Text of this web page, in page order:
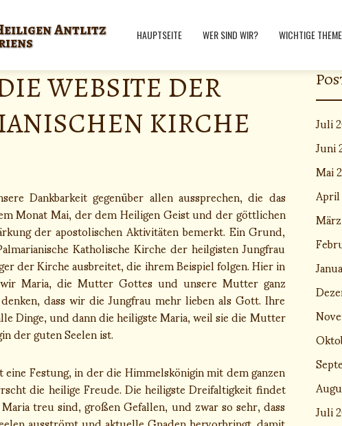
Antlitz HAUPTSEITE WER SIND WIR? WICHTIGE
WEBSITE DER
KIRCHE
Dankbarkeit gegenüber allen aussprechen, die das
Monat Mai, der dem Heiligen Geist und der göttlichen
der apostolischen Aktivitäten bemerkt. Ein Grund,
Katholische Kirche der heilgisten Jungfrau
der Kirche ausbreitet, die ihrem Beispiel folgen. Hier in
Maria, die Mutter Gottes und unsere Mutter ganz
dass wir die Jungfrau mehr lieben als Gott. Ihre
Dinge, und dann die heiligste Maria, weil sie die Mutter
der guten Seelen ist.
Festung, in der die Himmelskönigin mit dem ganzen
die heilige Freude. Die heiligste Dreifaltigkeit findet
treu sind, großen Gefallen, und zwar so sehr, dass
Juli
Juni
Mai
Juli